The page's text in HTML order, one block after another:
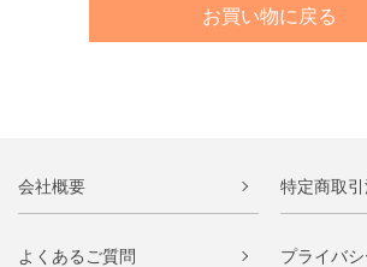
お買い物に戻る
会社概要 特定商取
よくあるご質問 プライバ